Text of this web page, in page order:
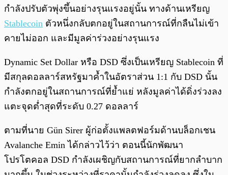
กำลังปรับตัวพุ่งขึ้นอย่างรุนแรงอยู่นั้น ทางด้านเหรียญ
Stablecoin ตัวหนึ่งกลับตกอยู่ในสถานการณ์ที่กลืนไม่เข้า
คายไม่ออก และมีมูลค่าร่วงอย่างรุนแรง
Dynamic Set Dollar หรือ DSD ซึ่งเป็นเหรียญ Stablecoin ที่
มีสกุลดอลลาร์สหรัฐมาค้ำในอัตราส่วน 1:1 กับ DSD นั้น
กำลังตกอยู่ในสถานการณ์ที่ย้ำแย่ หลังมูลค่าได้ดิ่งร่วงลง
แตะจุดต่ำสุดที่ระดับ 0.27 ดอลลาร์
ตามที่นาย Gün Sirer ผู้ก่อตั้งแพลตฟอร์มด้านบล็อกเชน
Avalanche Emin ได้กล่าวไว้ว่า ตอนนี้นักพัฒนา
โปรโตคอล DSD กำลังเผชิญกับสถานการณ์ที่ยากลำบาก